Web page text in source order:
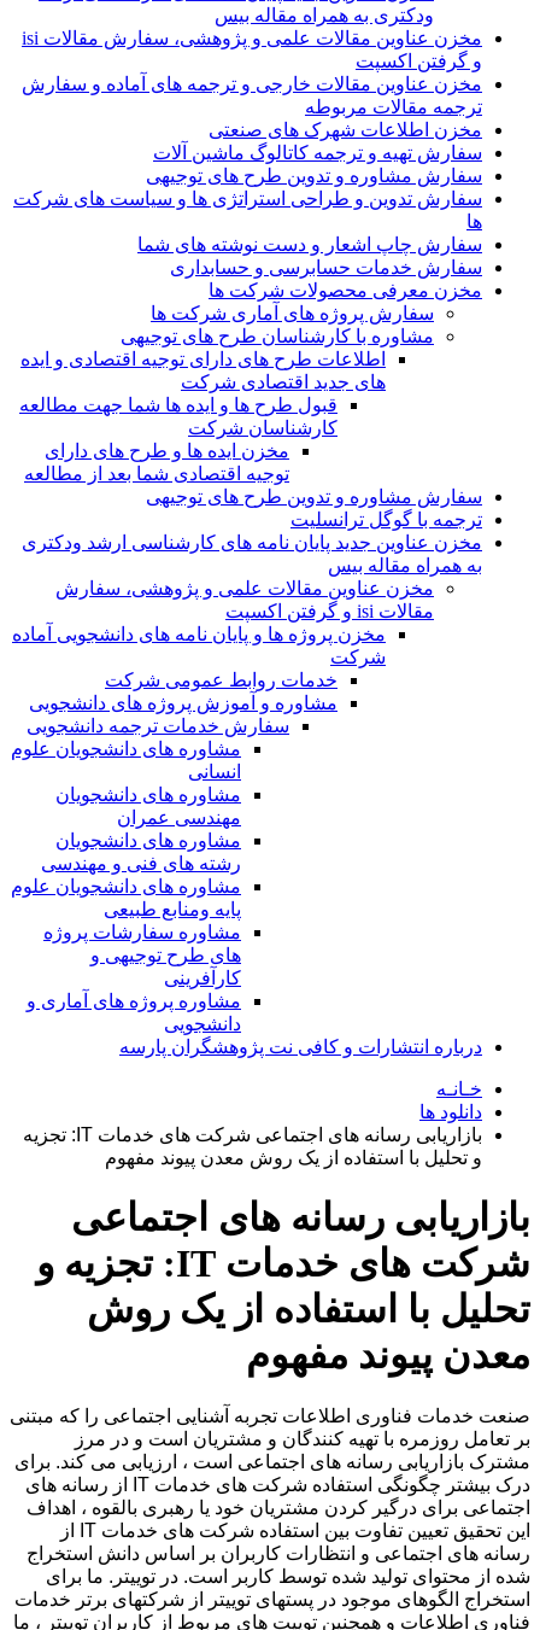
ودکتری به همراه مقاله بیس
مخزن عناوین مقالات علمی و پژوهشی، سفارش مقالات isi
و گرفتن اکسپت
مخزن عناوین مقالات خارجی و ترجمه های آماده و سفارش
ترجمه مقالات مربوطه
مخزن اطلاعات شهرک های صنعتی
سفارش تهیه و ترجمه کاتالوگ ماشین آلات
سفارش مشاوره و تدوین طرح های توجیهی
سفارش تدوین و طراحی استراتژی ها و سیاست های شرکت
ها
سفارش چاپ اشعار و دست نوشته های شما
سفارش خدمات حسابرسی و حسابداری
مخزن معرفی محصولات شرکت ها
سفارش پروژه های آماری شرکت ها
مشاوره با کارشناسان طرح های توجیهی
اطلاعات طرح های دارای توجیه اقتصادی و ایده
های جدید اقتصادی شرکت
قبول طرح ها و ایده ها شما جهت مطالعه
کارشناسان شرکت
مخزن ایده ها و طرح های دارای
توجیه اقتصادی شما بعد از مطالعه
سفارش مشاوره و تدوین طرح های توجیهی
ترجمه با گوگل ترانسلیت
مخزن عناوین جدید پایان نامه های کارشناسی ارشد ودکتری
به همراه مقاله بیس
مخزن عناوین مقالات علمی و پژوهشی، سفارش
مقالات isi و گرفتن اکسپت
مخزن پروژه ها و پایان نامه های دانشجویی آماده
شرکت
خدمات روابط عمومی شرکت
مشاوره و آموزش پروژه های دانشجویی
سفارش خدمات ترجمه دانشجویی
مشاوره های دانشجویان علوم
انسانی
مشاوره های دانشجویان
مهندسی عمران
مشاوره های دانشجویان
رشته های فنی و مهندسی
مشاوره های دانشجویان علوم
پایه ومنابع طبیعی
مشاوره سفارشات پروژه
های طرح توجیهی و
کارآفرینی
مشاوره پروژه های آماری و
دانشجویی
درباره انتشارات و کافی نت پژوهشگران پارسه
خـانـه
دانلود ها
بازاریابی رسانه های اجتماعی شرکت های خدمات IT: تجزیه
و تحلیل با استفاده از یک روش معدن پیوند مفهوم
بازاریابی رسانه های اجتماعی
شرکت های خدمات IT: تجزیه و
تحلیل با استفاده از یک روش
معدن پیوند مفهوم
صنعت خدمات فناوری اطلاعات تجربه آشنایی اجتماعی را که مبتنی
بر تعامل روزمره با تهیه کنندگان و مشتریان است و در مرز
مشترک بازاریابی رسانه های اجتماعی است ، ارزیابی می کند. برای
درک بیشتر چگونگی استفاده شرکت های خدمات IT از رسانه های
اجتماعی برای درگیر کردن مشتریان خود یا رهبری بالقوه ، اهداف
این تحقیق تعیین تفاوت بین استفاده شرکت های خدمات IT از
رسانه های اجتماعی و انتظارات کاربران بر اساس دانش استخراج
شده از محتوای تولید شده توسط کاربر است. در توییتر. ما برای
استخراج الگوهای موجود در پستهای توییتر از شرکتهای برتر خدمات
فناوری اطلاعات و همچنین توییت های مربوط از کاربران توییتر ، ما